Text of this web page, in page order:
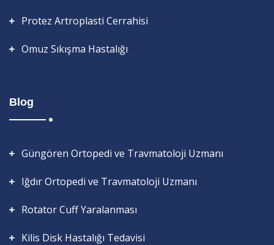
Protez Artroplasti Cerrahisi
Omuz Sıkışma Hastalığı
Blog
Güngören Ortopedi ve Travmatoloji Uzmanı
Iğdır Ortopedi ve Travmatoloji Uzmanı
Rotator Cuff Yaralanması
Kilis Disk Hastalığı Tedavisi